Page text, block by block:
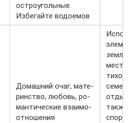
остроугольные.
Избегайте водоемов
Домашний очаг, мате-
ринство, любовь, ро-
мантические взаимо-
отношения
земли.
место
тихого
также